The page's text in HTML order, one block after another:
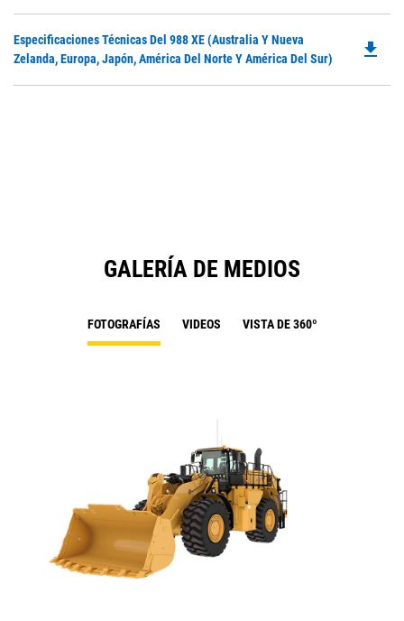
Especificaciones Técnicas Del 988 XE (Australia Y Nueva
Zelanda, Europa, Japón, América Del Norte Y América Del Sur)
file_download
GALERÍA DE MEDIOS
FOTOGRAFÍAS VIDEOS VISTA DE 360º